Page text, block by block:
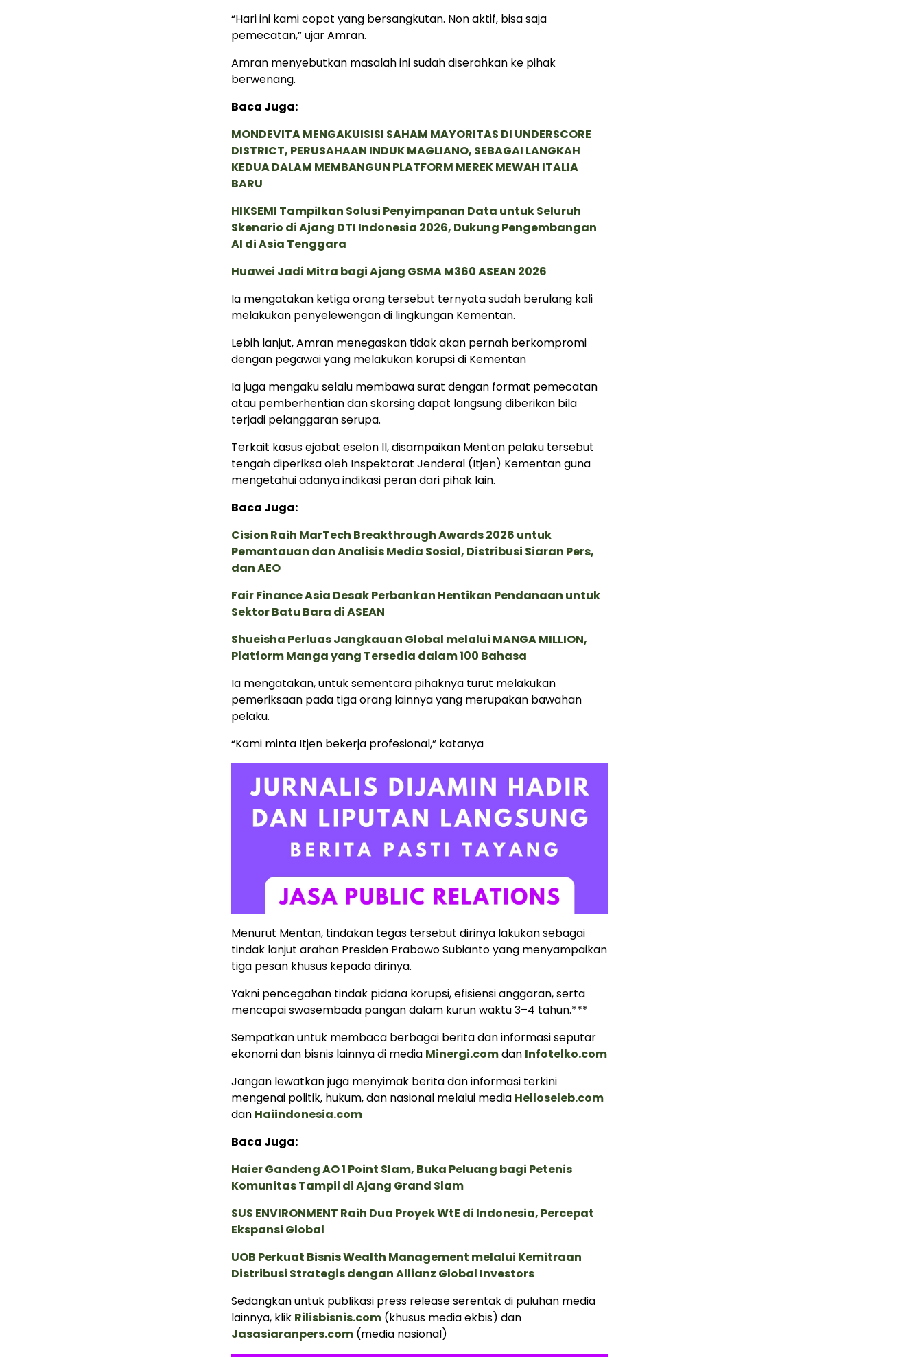
“Hari ini kami copot yang bersangkutan. Non aktif, bisa saja
pemecatan,” ujar Amran.
Amran menyebutkan masalah ini sudah diserahkan ke pihak
berwenang.
Baca Juga:
MONDEVITA MENGAKUISISI SAHAM MAYORITAS DI UNDERSCORE
DISTRICT, PERUSAHAAN INDUK MAGLIANO, SEBAGAI LANGKAH
KEDUA DALAM MEMBANGUN PLATFORM MEREK MEWAH ITALIA
BARU
HIKSEMI Tampilkan Solusi Penyimpanan Data untuk Seluruh
Skenario di Ajang DTI Indonesia 2026, Dukung Pengembangan
AI di Asia Tenggara
Huawei Jadi Mitra bagi Ajang GSMA M360 ASEAN 2026
Ia mengatakan ketiga orang tersebut ternyata sudah berulang kali
melakukan penyelewengan di lingkungan Kementan.
Lebih lanjut, Amran menegaskan tidak akan pernah berkompromi
dengan pegawai yang melakukan korupsi di Kementan
Ia juga mengaku selalu membawa surat dengan format pemecatan
atau pemberhentian dan skorsing dapat langsung diberikan bila
terjadi pelanggaran serupa.
Terkait kasus ejabat eselon II, disampaikan Mentan pelaku tersebut
tengah diperiksa oleh Inspektorat Jenderal (Itjen) Kementan guna
mengetahui adanya indikasi peran dari pihak lain.
Baca Juga:
Cision Raih MarTech Breakthrough Awards 2026 untuk
Pemantauan dan Analisis Media Sosial, Distribusi Siaran Pers,
dan AEO
Fair Finance Asia Desak Perbankan Hentikan Pendanaan untuk
Sektor Batu Bara di ASEAN
Shueisha Perluas Jangkauan Global melalui MANGA MILLION,
Platform Manga yang Tersedia dalam 100 Bahasa
Ia mengatakan, untuk sementara pihaknya turut melakukan
pemeriksaan pada tiga orang lainnya yang merupakan bawahan
pelaku.
“Kami minta Itjen bekerja profesional,” katanya
Menurut Mentan, tindakan tegas tersebut dirinya lakukan sebagai
tindak lanjut arahan Presiden Prabowo Subianto yang menyampaikan
tiga pesan khusus kepada dirinya.
Yakni pencegahan tindak pidana korupsi, efisiensi anggaran, serta
mencapai swasembada pangan dalam kurun waktu 3–4 tahun.***
Sempatkan untuk membaca berbagai berita dan informasi seputar
ekonomi dan bisnis lainnya di media Minergi.comdan Infotelko.com
Jangan lewatkan juga menyimak berita dan informasi terkini
mengenai politik, hukum, dan nasional melalui media Helloseleb.com
dan Haiindonesia.com
Baca Juga:
Haier Gandeng AO 1 Point Slam, Buka Peluang bagi Petenis
Komunitas Tampil di Ajang Grand Slam
SUS ENVIRONMENT Raih Dua Proyek WtE di Indonesia, Percepat
Ekspansi Global
UOB Perkuat Bisnis Wealth Management melalui Kemitraan
Distribusi Strategis dengan Allianz Global Investors
Sedangkan untuk publikasi press release serentak di puluhan media
lainnya, klik Rilisbisnis.com (khusus media ekbis) dan
Jasasiaranpers.com (media nasional)